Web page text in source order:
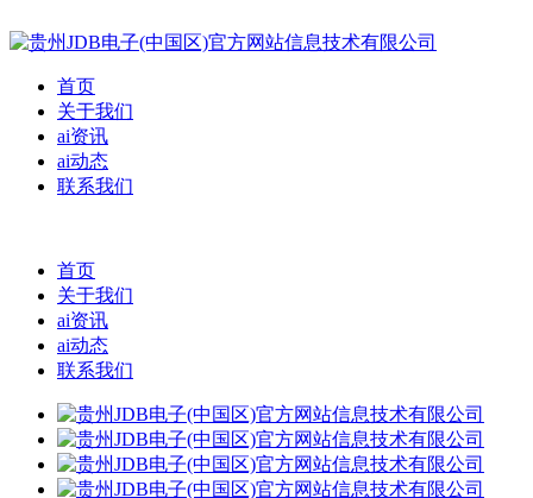
首页
关于我们
ai资讯
ai动态
联系我们
首页
关于我们
ai资讯
ai动态
联系我们